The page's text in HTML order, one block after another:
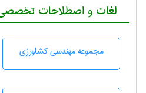
لغات و اصطلاحات
مجموعه مهندسی كشاورزی